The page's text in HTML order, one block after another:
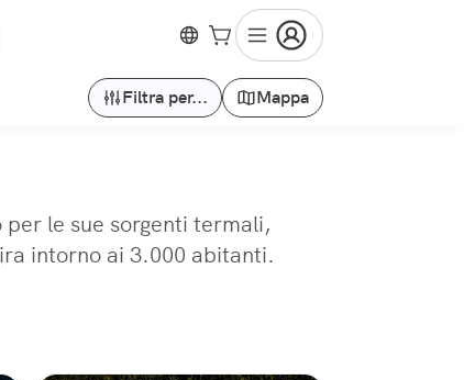
Filtra per... Mappa
le sue sorgenti termali,
intorno ai 3.000 abitanti.